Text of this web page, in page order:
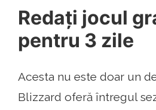
Redați jocul
pentru 3 zile
Acesta nu este doar un
Blizzard oferă întregul